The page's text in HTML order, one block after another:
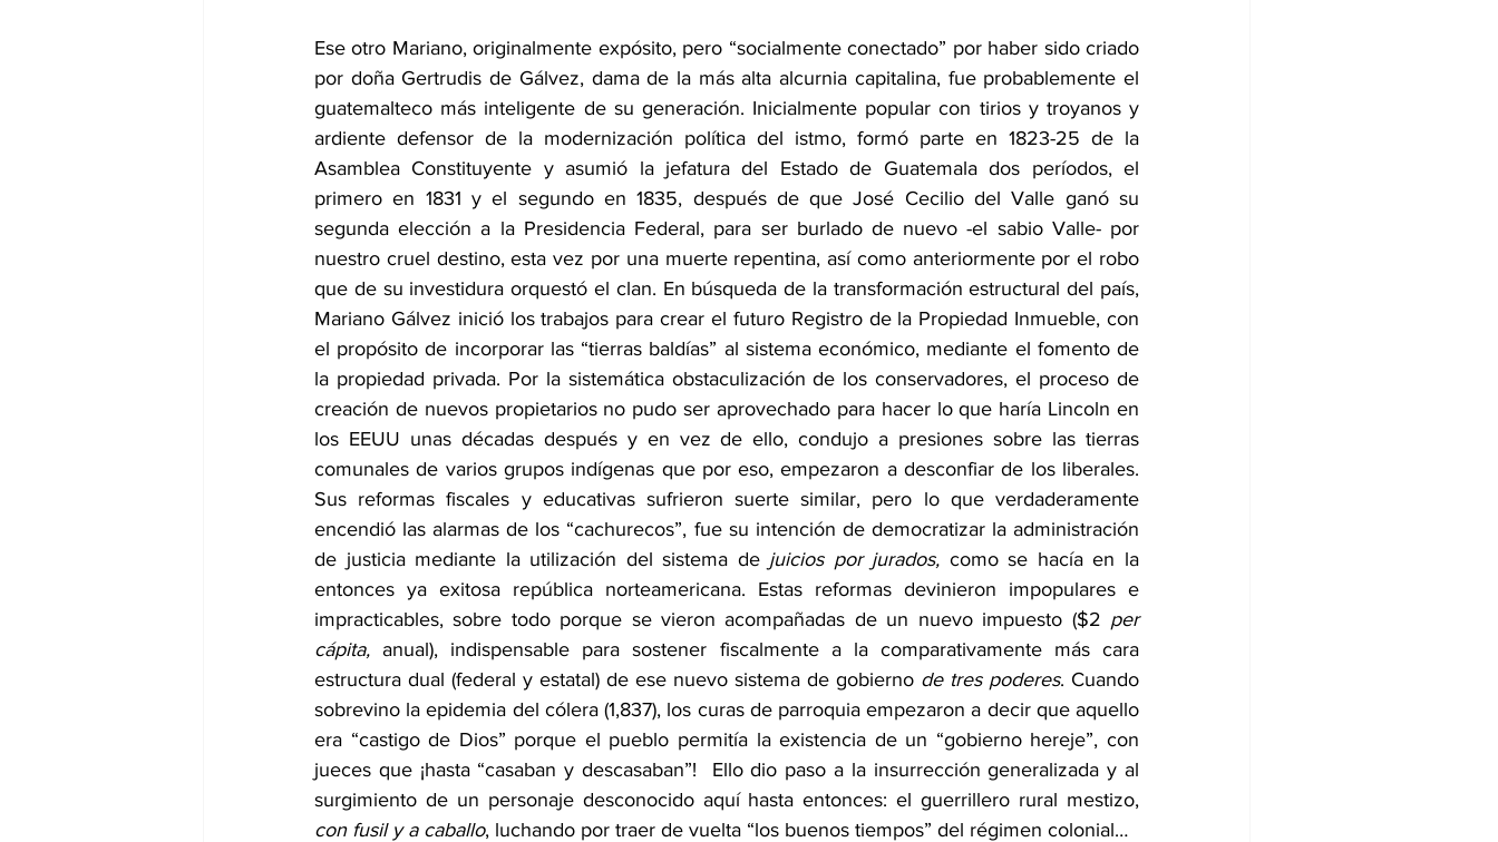
Ese otro Mariano, originalmente expósito, pero “socialmente conectado” por haber sido criado
por doña Gertrudis de Gálvez, dama de la más alta alcurnia capitalina, fue probablemente el
guatemalteco más inteligente de su generación. Inicialmente popular con tirios y troyanos y
ardiente defensor de la modernización política del istmo, formó parte en 1823-25 de la
Asamblea Constituyente y asumió la jefatura del Estado de Guatemala dos períodos, el
primero en 1831 y el segundo en 1835, después de que José Cecilio del Valle ganó su
segunda elección a la Presidencia Federal, para ser burlado de nuevo -el sabio Valle- por
nuestro cruel destino, esta vez por una muerte repentina, así como anteriormente por el robo
que de su investidura orquestó el clan. En búsqueda de la transformación estructural del país,
Mariano Gálvez inició los trabajos para crear el futuro Registro de la Propiedad Inmueble, con
el propósito de incorporar las “tierras baldías” al sistema económico, mediante el fomento de
la propiedad privada. Por la sistemática obstaculización de los conservadores, el proceso de
creación de nuevos propietarios no pudo ser aprovechado para hacer lo que haría Lincoln en
los EEUU unas décadas después y en vez de ello, condujo a presiones sobre las tierras
comunales de varios grupos indígenas que por eso, empezaron a desconfiar de los liberales.
Sus reformas fiscales y educativas sufrieron suerte similar, pero lo que verdaderamente
encendió las alarmas de los “cachurecos”, fue su intención de democratizar la administración
de justicia mediante la utilización del sistema de juicios por jurados, como se hacía en la
entonces ya exitosa república norteamericana. Estas reformas devinieron impopulares e
impracticables, sobre todo porque se vieron acompañadas de un nuevo impuesto ($2 per
cápita, anual), indispensable para sostener fiscalmente a la comparativamente más cara
estructura dual (federal y estatal) de ese nuevo sistema de gobierno de tres poderes. Cuando
sobrevino la epidemia del cólera (1,837), los curas de parroquia empezaron a decir que aquello
era “castigo de Dios” porque el pueblo permitía la existencia de un “gobierno hereje”, con
jueces que ¡hasta “casaban y descasaban”!  Ello dio paso a la insurrección generalizada y al
con fusil y a caballo, luchando por traer de vuelta “los buenos tiempos” del régimen colonial…